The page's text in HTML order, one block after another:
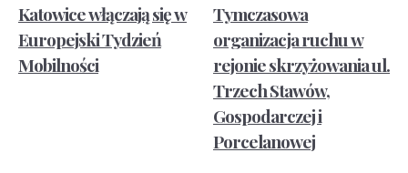
Katowice włączają się w
Europejski Tydzień
Mobilności
Tymczasowa
organizacja ruchu w
rejonie skrzyżowania ul.
Trzech Stawów,
Gospodarczej i
Porcelanowej